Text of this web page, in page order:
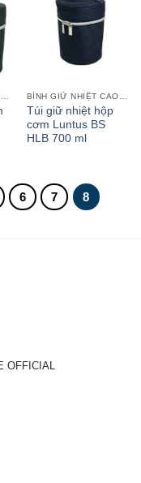
Túi giữ nhiệt hộp
cơm Luntus BS
HLB 700 ml
6 7 8
OFFICIAL